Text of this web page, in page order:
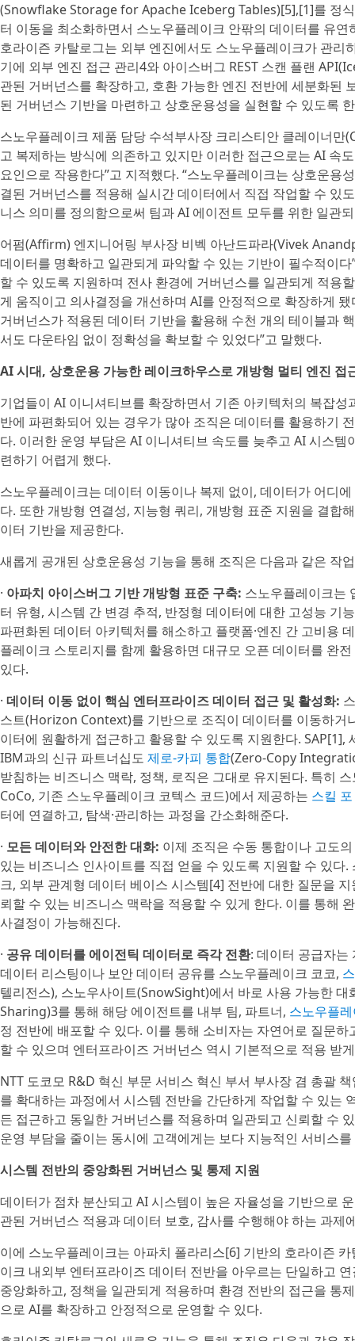
(Snowflake Storage for Apache Iceberg Tables)[5],[1]를 정
터 이동을 최소화하면서 스노우플레이크 안팎의 데이터를 유
호라이즌 카탈로그는 외부 엔진에서도 스노우플레이크가 관
기에 외부 엔진 접근 관리4와 아이스버그 REST 스캔 플랜
관된 거버넌스를 확장하고, 호환 가능한 엔진 전반에 세분화된
된 거버넌스 기반을 마련하고 상호운용성을 실현할 수 있도록
스노우플레이크 제품 담당 수석부사장 크리스티안 클레이너
고 복제하는 방식에 의존하고 있지만 이러한 접근으로는 AI 속
요인으로 작용한다”고 지적했다. “스노우플레이크는 상호운
결된 거버넌스를 적용해 실시간 데이터에서 직접 작업할 수 있
니스 의미를 정의함으로써 팀과 AI 에이전트 모두를 위한 일관
어펌(Affirm) 엔지니어링 부사장 비벡 아난드파라(Vivek
데이터를 명확하고 일관되게 파악할 수 있는 기반이 필수적이
할 수 있도록 지원하며 전사 환경에 거버넌스를 일관되게 적용
게 움직이고 의사결정을 개선하며 AI를 안정적으로 확장하게
거버넌스가 적용된 데이터 기반을 활용해 수천 개의 테이블과
서도 다운타임 없이 정확성을 확보할 수 있었다”고 말했다.
AI 시대, 상호운용 가능한 레이크하우스로 개방형 멀티 엔진 접
기업들이 AI 이니셔티브를 확장하면서 기존 아키텍처의 복잡
반에 파편화되어 있는 경우가 많아 조직은 데이터를 활용하기
다. 이러한 운영 부담은 AI 이니셔티브 속도를 늦추고 AI 시스
련하기 어렵게 했다.
스노우플레이크는 데이터 이동이나 복제 없이, 데이터가 어디
다. 또한 개방형 연결성, 지능형 쿼리, 개방형 표준 지원을 결합
이터 기반을 제공한다.
새롭게 공개된 상호운용성 기능을 통해 조직은 다음과 같은 작
· 아파치 아이스버그 기반 개방형 표준 구축: 스노우플레이크는
터 유형, 시스템 간 변경 추적, 반정형 데이터에 대한 고성능 기
파편화된 데이터 아키텍처를 해소하고 플랫폼·엔진 간 고비용
플레이크 스토리지를 함께 활용하면 대규모 오픈 데이터를 완
있다.
· 데이터 이동 없이 핵심 엔터프라이즈 데이터 접근 및 활성화:
스트(Horizon Context)를 기반으로 조직이 데이터를 이동하거
이터에 원활하게 접근하고 활용할 수 있도록 지원한다.
IBM과의 신규 파트너십도 제로-카피 통합(Zero-Copy
받침하는 비즈니스 맥락, 정책, 로직은 그대로 유지된다. 특히
CoCo, 기존 스노우플레이크 코텍스 코드)에서 제공하는 스킬 포
터에 연결하고, 탐색·관리하는 과정을 간소화해준다.
· 모든 데이터와 안전한 대화: 이제 조직은 수동 통합이나 고도
있는 비즈니스 인사이트를 직접 얻을 수 있도록 지원할 수 있
크, 외부 관계형 데이터 베이스 시스템[4] 전반에 대한 질문을
뢰할 수 있는 비즈니스 맥락을 적용할 수 있게 한다. 이를 통해
사결정이 가능해진다.
· 공유 데이터를 에이전틱 데이터로 즉각 전환: 데이터 공급자
데이터 리스팅이나 보안 데이터 공유를 스노우플레이크 코코,
텔리전스), 스노우사이트(SnowSight)에서 바로 사용 가능한
Sharing)3를 통해 해당 에이전트를 내부 팀, 파트너, 스노우플
정 전반에 배포할 수 있다. 이를 통해 소비자는 자연어로 질문
할 수 있으며 엔터프라이즈 거버넌스 역시 기본적으로 적용 받
NTT 도코모 R&D 혁신 부문 서비스 혁신 부서 부사장 겸 총괄
를 확대하는 과정에서 시스템 전반을 간단하게 작업할 수 있는
든 접근하고 동일한 거버넌스를 적용하며 일관되고 신뢰할 수
운영 부담을 줄이는 동시에 고객에게는 보다 지능적인 서비스
시스템 전반의 중앙화된 거버넌스 및 통제 지원
데이터가 점차 분산되고 AI 시스템이 높은 자율성을 기반으로
관된 거버넌스 적용과 데이터 보호, 감사를 수행해야 하는 과제
이에 스노우플레이크는 아파치 폴라리스[6] 기반의 호라이즌
이크 내외부 엔터프라이즈 데이터 전반을 아우르는 단일하고
중앙화하고, 정책을 일관되게 적용하며 환경 전반의 접근을 통
으로 AI를 확장하고 안정적으로 운영할 수 있다.